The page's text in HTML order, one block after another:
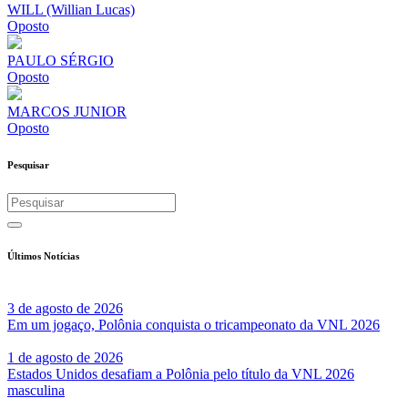
WILL (Willian Lucas)
Oposto
PAULO SÉRGIO
Oposto
MARCOS JUNIOR
Oposto
Pesquisar
Últimos Notícias
3 de agosto de 2026
Em um jogaço, Polônia conquista o tricampeonato da VNL 2026
1 de agosto de 2026
Estados Unidos desafiam a Polônia pelo título da VNL 2026
masculina